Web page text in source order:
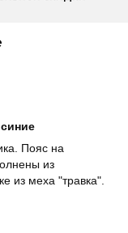
Пояс на
из
из меха "травка".